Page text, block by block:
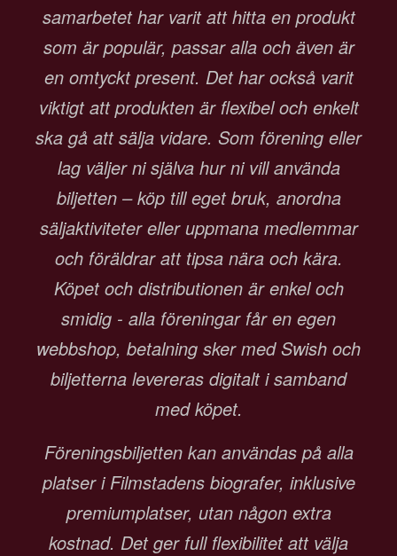
samarbetet har varit att hitta en produkt
som är populär, passar alla och även är
en omtyckt present. Det har också varit
viktigt att produkten är flexibel och enkelt
ska gå att sälja vidare. Som förening eller
lag väljer ni själva hur ni vill använda
biljetten – köp till eget bruk, anordna
säljaktiviteter eller uppmana medlemmar
och föräldrar att tipsa nära och kära.
Köpet och distributionen är enkel och
smidig - alla föreningar får en egen
webbshop, betalning sker med Swish och
biljetterna levereras digitalt i samband
med köpet.
Föreningsbiljetten kan användas på alla
platser i Filmstadens biografer, inklusive
premiumplatser, utan någon extra
kostnad. Det ger full flexibilitet att välja